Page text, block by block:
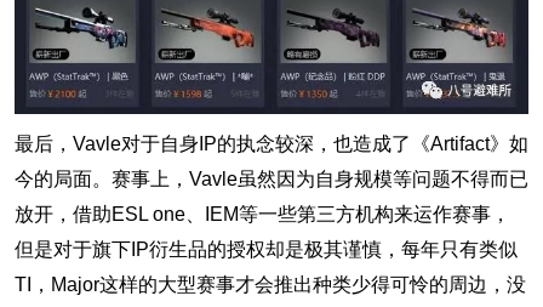
最后，Vavle对于自身IP的执念较深，也造成了《Artifact》如
今的局面。赛事上，Vavle虽然因为自身规模等问题不得而已
放开，借助ESL one、IEM等一些第三方机构来运作赛事，
但是对于旗下IP衍生品的授权却是极其谨慎，每年只有类似
TI，Major这样的大型赛事才会推出种类少得可怜的周边，没